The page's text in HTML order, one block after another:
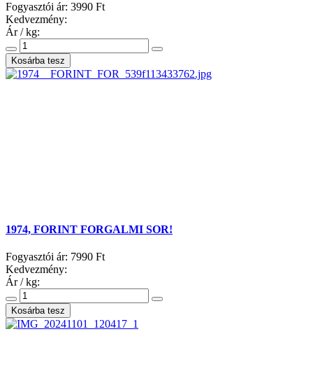
Fogyasztói ár: 3990 Ft
Kedvezmény:
Ár / kg:
1974, FORINT FORGALMI SOR!
Fogyasztói ár: 7990 Ft
Kedvezmény:
Ár / kg: